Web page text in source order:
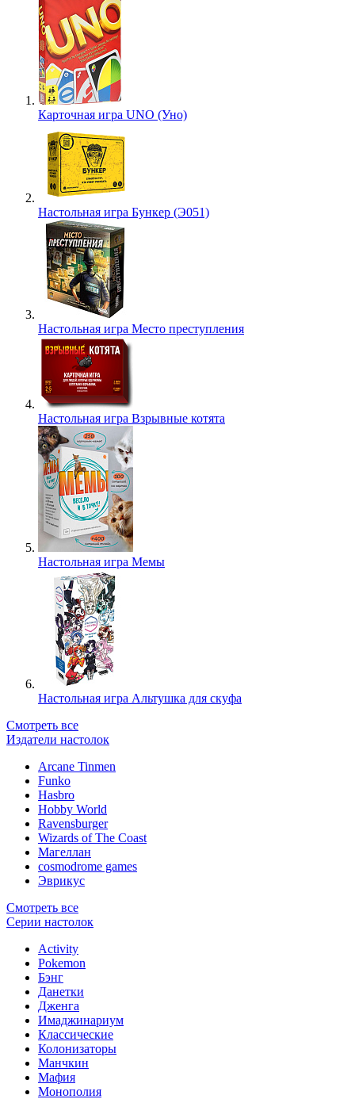
Карточная игра UNO (Уно)
Настольная игра Бункер (Э051)
Настольная игра Место преступления
Настольная игра Взрывные котята
Настольная игра Мемы
Настольная игра Альтушка для скуфа
Смотреть все
Издатели настолок
Arcane Tinmen
Funko
Hasbro
Hobby World
Ravensburger
Wizards of The Coast
Магеллан
сosmodrome games
Эврикус
Смотреть все
Серии настолок
Activity
Pokemon
Бэнг
Данетки
Дженга
Имаджинариум
Классические
Колонизаторы
Манчкин
Мафия
Монополия